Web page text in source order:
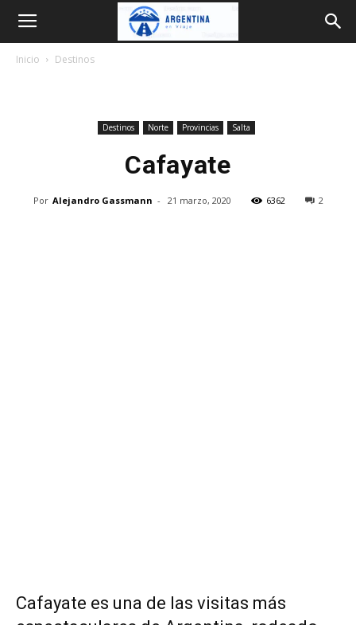
Argentina
Inicio Destinos
Destinos Norte Provincias Salta
Cafayate
Por Alejandro Gassmann - 21 marzo, 2020 6362 2
Cafayate es una de las visitas más